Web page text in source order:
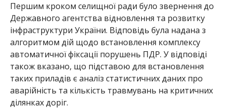
Першим кроком селищної ради було звернення до
Державного агентства відновлення та розвитку
інфраструктури України. Відповідь була надана з
алгоритмом дій щодо встановлення комплексу
автоматичної фіксації порушень ПДР. У відповіді
також вказано, що підставою для встановлення
таких приладів є аналіз статистичних даних про
аварійність та кількість травмувань на критичних
ділянках доріг.